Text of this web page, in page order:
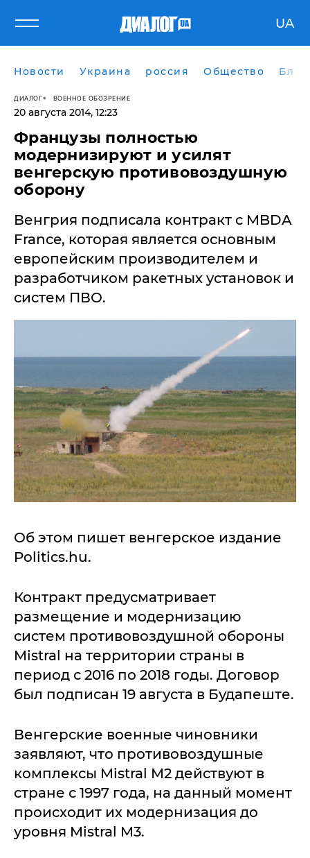
UA
Новости Украина россия Общество
ДИАЛОГ ВОЕННОЕ ОБОЗРЕНИЕ
20 августа 2014, 12:23
​Французы полностью
модернизируют и усилят
венгерскую противовоздушную
оборону
Венгрия подписала контракт с MBDA
France, которая является основным
европейским производителем и
разработчиком ракетных установок и
систем ПВО.
Об этом пишет венгерское издание
Politics.hu.
Контракт предусматривает
размещение и модернизацию
систем противовоздушной обороны
Mistral на территории страны в
период с 2016 по 2018 годы. Договор
был подписан 19 августа в Будапеште.
Венгерские военные чиновники
заявляют, что противовоздушные
комплексы Mistral M2 действуют в
стране с 1997 года, на данный момент
происходит их модернизация до
уровня Mistral M3.